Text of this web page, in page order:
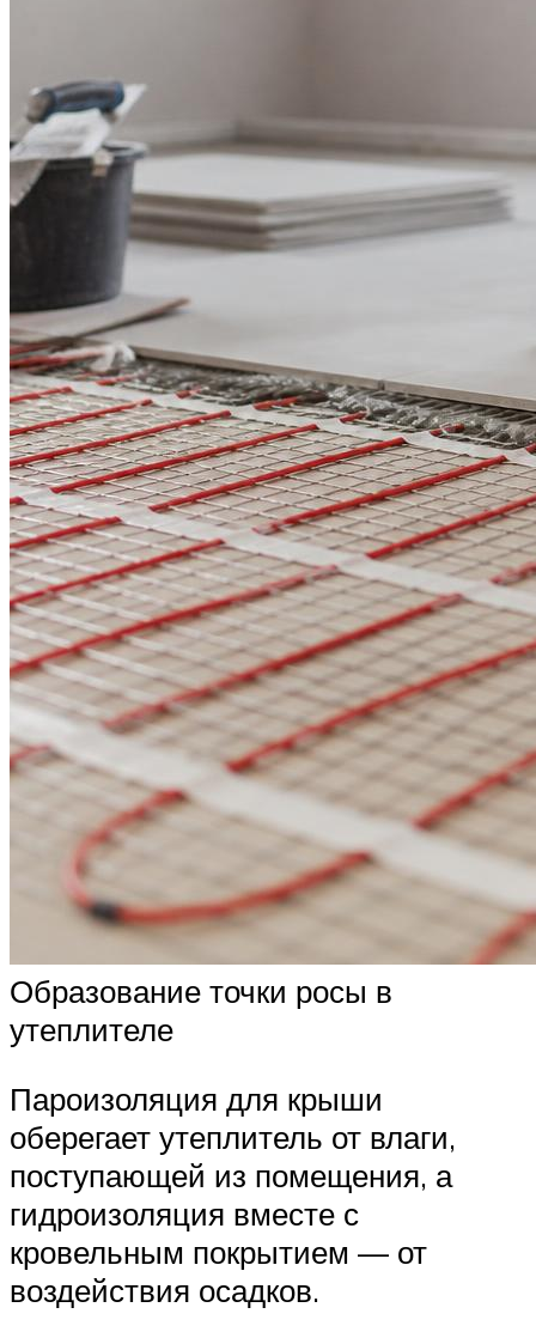
Образование точки росы в
утеплителе
Пароизоляция для крыши
оберегает утеплитель от влаги,
поступающей из помещения, а
гидроизоляция вместе с
кровельным покрытием — от
воздействия осадков.